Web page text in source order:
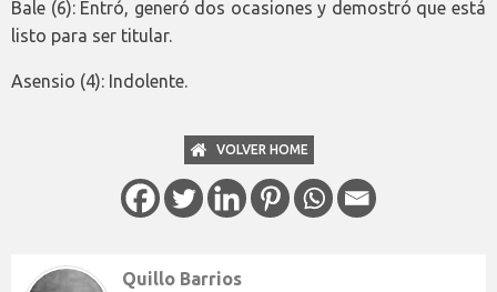
Bale (6): Entró, generó dos ocasiones y demostró que está
listo para ser titular.
Asensio (4): Indolente.
VOLVER HOME
Quillo Barrios